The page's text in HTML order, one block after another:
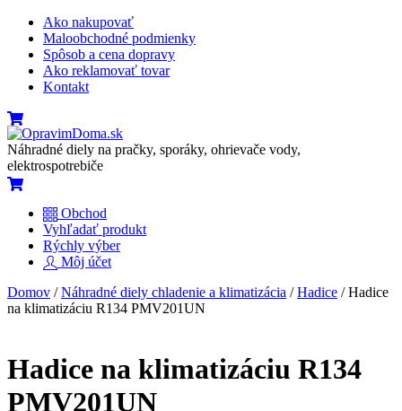
Skip
content
Ako nakupovať
Maloobchodné podmienky
Spôsob a cena dopravy
Ako reklamovať tovar
Kontakt
MenuCart
Náhradné diely na pračky, sporáky, ohrievače vody,
elektrospotrebiče
Cart
Obchod
Vyhľadať produkt
Rýchly výber
Môj účet
Close
Menu
Close
Cart
Domov /Náhradné diely chladenie a klimatizácia /Hadice / Hadice
na klimatizáciu R134 PMV201UN
Hadice na klimatizáciu R134
PMV201UN